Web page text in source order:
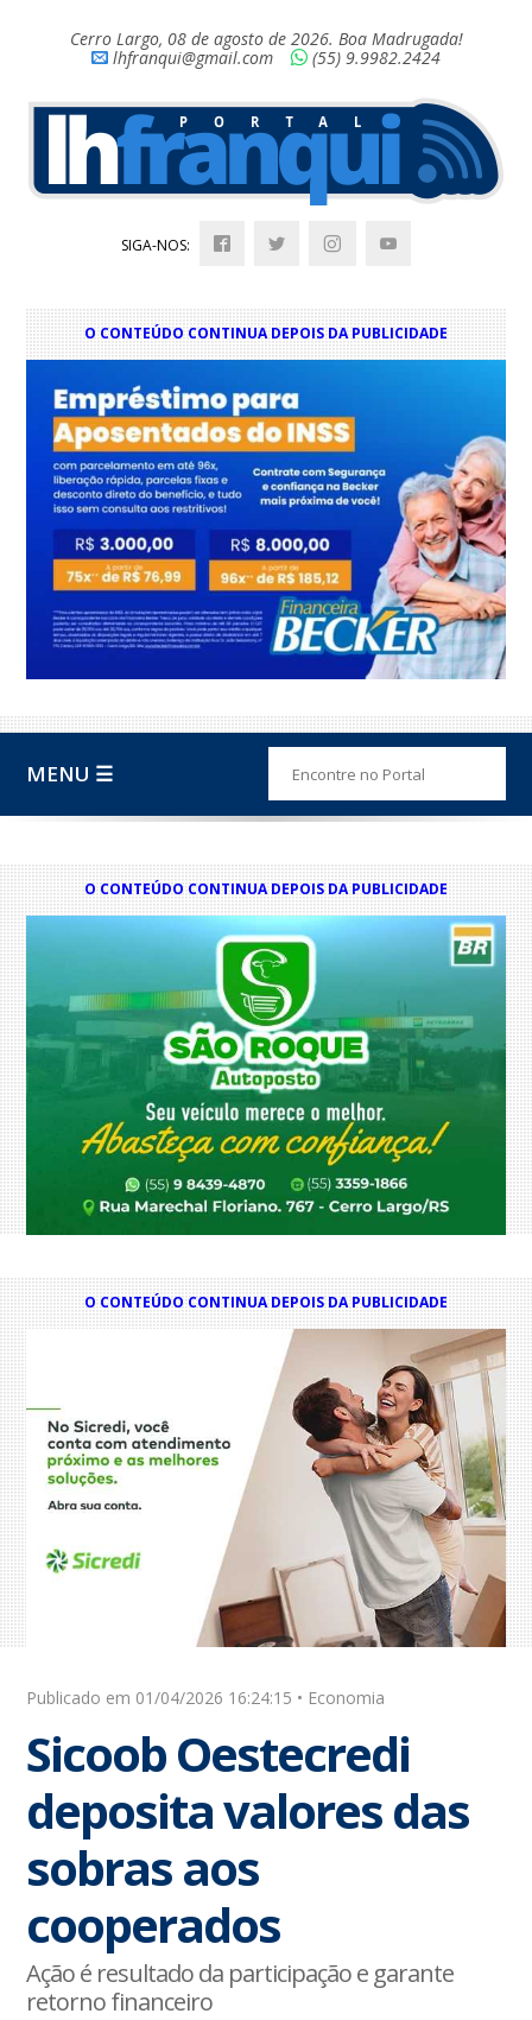
Cerro Largo, 08 de agosto de 2026. Boa Madrugada!
lhfranqui@gmail.com
(55) 9.9982.2424
SIGA-NOS:
O CONTEÚDO CONTINUA DEPOIS DA PUBLICIDADE
MENU ☰
O CONTEÚDO CONTINUA DEPOIS DA PUBLICIDADE
O CONTEÚDO CONTINUA DEPOIS DA PUBLICIDADE
Publicado em 01/04/2026 16:24:15 • Economia
Sicoob Oestecredi
deposita valores das
sobras aos
cooperados
Ação é resultado da participação e garante
retorno financeiro